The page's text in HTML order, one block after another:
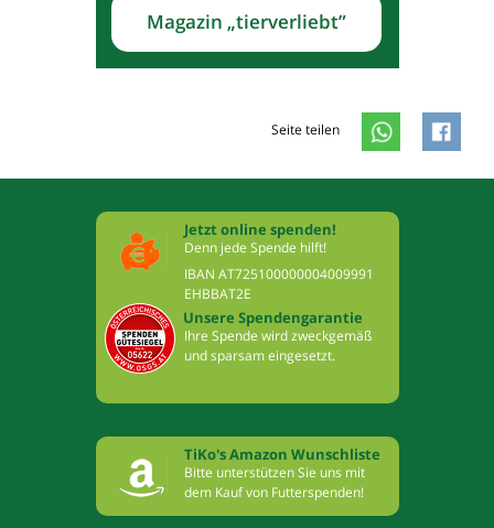
Magazin „tierverliebt”
Seite teilen
Jetzt online spenden!
Denn jede Spende hilft!
IBAN AT725100000004009991
EHBBAT2E
Unsere Spendengarantie
Ihre Spende wird zweckgemäß
und sparsam eingesetzt.
TiKo's Amazon Wunschliste
Bitte unterstützen Sie uns mit
dem Kauf von Futterspenden!